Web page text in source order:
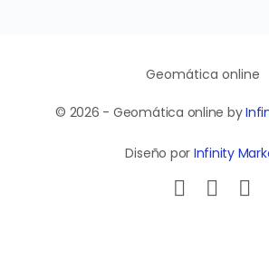
Geomática online
© 2026 - Geomática online by
Diseño por Infinity